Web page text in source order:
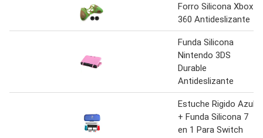
Forro Silicona Xbox
360 Antideslizante
Funda Silicona
Nintendo 3DS
Durable
Antideslizante
Estuche Rigido Azul
+ Funda Silicona 7
en 1 Para Switch